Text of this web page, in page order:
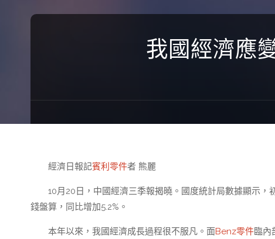
我國經濟應
經濟日報記賓利零件者 熊麗
10月20日，中國經濟三季報揭曉。國度統計局數據顯示
錢盤算，同比增加5.2%。
本年以來，我國經濟成長過程很不服凡。面Benz零件臨內